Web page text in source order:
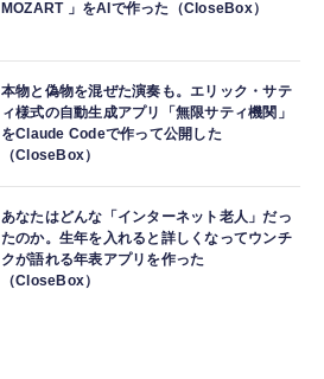
MOZART 」をAIで作った（CloseBox）
本物と偽物を混ぜた演奏も。エリック・サテ
ィ様式の自動生成アプリ「無限サティ機関」
をClaude Codeで作って公開した
（CloseBox）
あなたはどんな「インターネット老人」だっ
たのか。生年を入れると詳しくなってウンチ
クが語れる年表アプリを作った
（CloseBox）